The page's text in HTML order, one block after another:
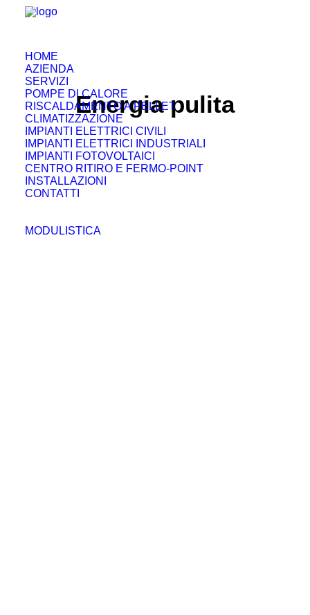
HOME
AZIENDA
SERVIZI
POMPE DI CALORE
RISCALDAMENTO A PELLET
CLIMATIZZAZIONE
IMPIANTI ELETTRICI CIVILI
IMPIANTI ELETTRICI INDUSTRIALI
IMPIANTI FOTOVOLTAICI
CENTRO RITIRO E FERMO-POINT
INSTALLAZIONI
CONTATTI
MODULISTICA
Energia pulita